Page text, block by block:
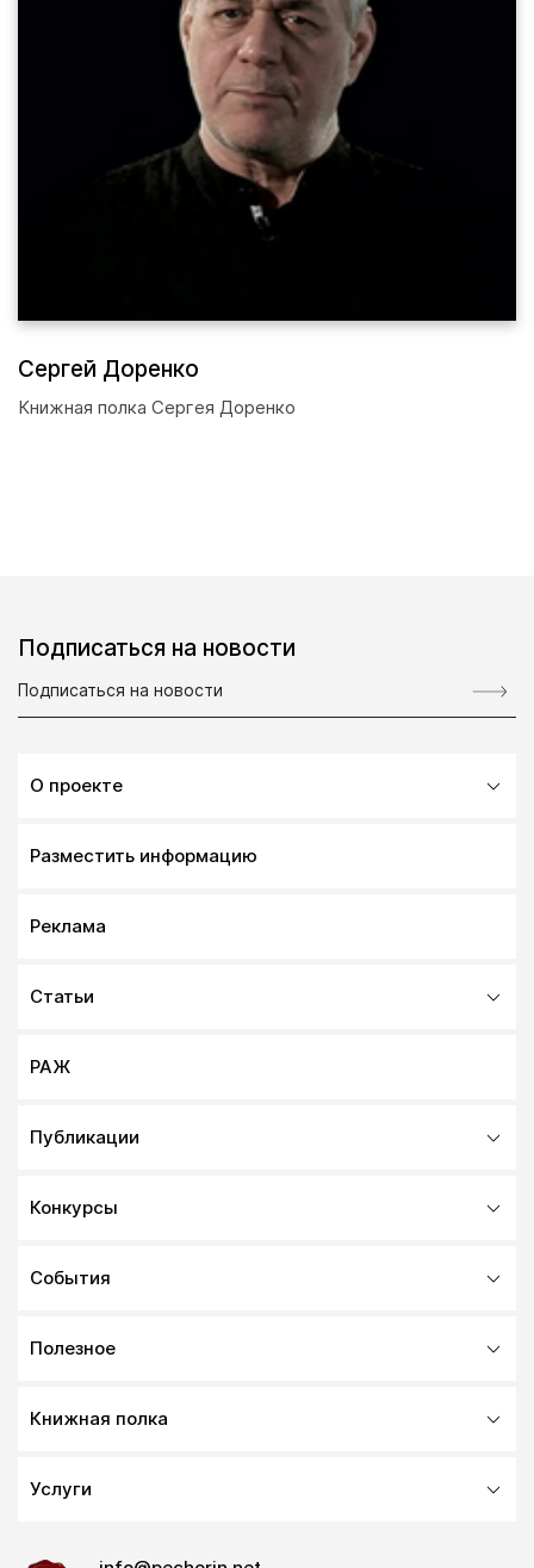
Сергей Доренко
Книжная полка Сергея Доренко
Подписаться на новости
О проекте
Разместить информацию
Реклама
Статьи
РАЖ
Публикации
Конкурсы
События
Полезное
Книжная полка
Услуги